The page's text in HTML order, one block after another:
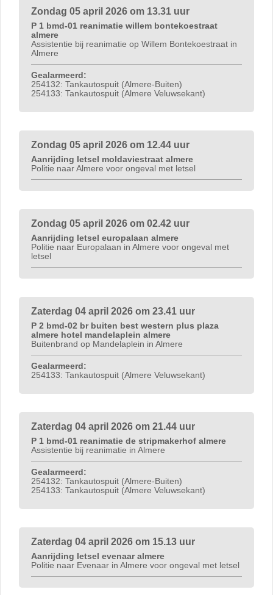
Zondag 05 april 2026 om 13.31 uur
P 1 bmd-01 reanimatie willem bontekoestraat
almere
Assistentie bij reanimatie op Willem Bontekoestraat in
Almere
Gealarmeerd:
254132: Tankautospuit (Almere-Buiten)
254133: Tankautospuit (Almere Veluwsekant)
Zondag 05 april 2026 om 12.44 uur
Aanrijding letsel moldaviestraat almere
Politie naar Almere voor ongeval met letsel
Zondag 05 april 2026 om 02.42 uur
Aanrijding letsel europalaan almere
Politie naar Europalaan in Almere voor ongeval met
letsel
Zaterdag 04 april 2026 om 23.41 uur
P 2 bmd-02 br buiten best western plus plaza
almere hotel mandelaplein almere
Buitenbrand op Mandelaplein in Almere
Gealarmeerd:
254133: Tankautospuit (Almere Veluwsekant)
Zaterdag 04 april 2026 om 21.44 uur
P 1 bmd-01 reanimatie de stripmakerhof almere
Assistentie bij reanimatie in Almere
Gealarmeerd:
254132: Tankautospuit (Almere-Buiten)
254133: Tankautospuit (Almere Veluwsekant)
Zaterdag 04 april 2026 om 15.13 uur
Aanrijding letsel evenaar almere
Politie naar Evenaar in Almere voor ongeval met letsel